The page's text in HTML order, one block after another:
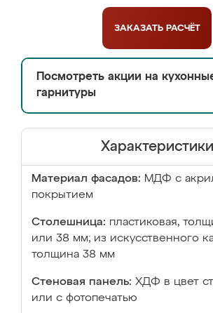
ЗАКАЗАТЬ РАСЧЁТ
Посмотреть акции на
гарнитуры
Характеристики
Материал фасадов: МДФ с
покрытием
Столешница: пластиковая,
или 38 мм; из искусственного
толщина 38 мм
Стеновая панель: ХДФ в цвет
или с фотопечатью